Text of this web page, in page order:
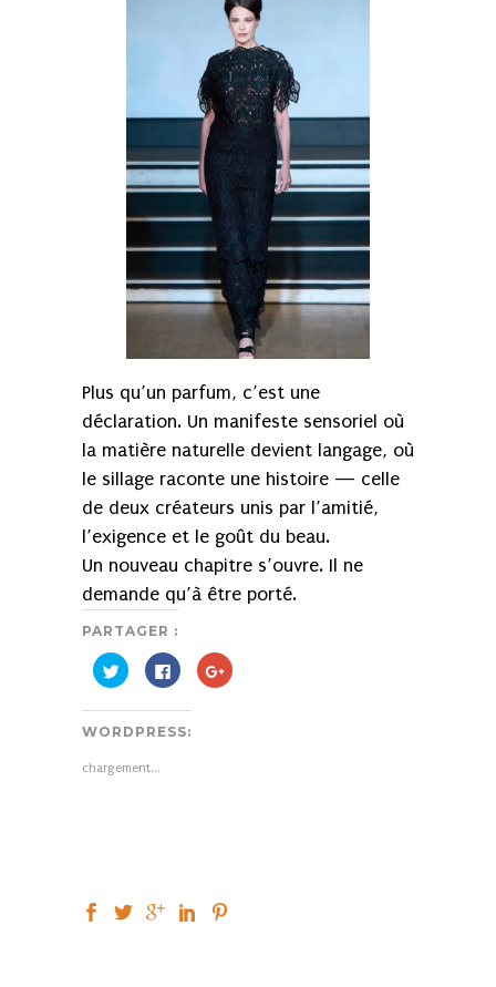
Plus qu’un parfum, c’est une
déclaration. Un manifeste sensoriel où
la matière naturelle devient langage, où
le sillage raconte une histoire — celle
de deux créateurs unis par l’amitié,
l’exigence et le goût du beau.
Un nouveau chapitre s’ouvre. Il ne
demande qu’à être porté.
PARTAGER :
Cliquez
pour
partager
sur
dans
nouvelle
fenêtre)
Cliquez
pour
partager
sur
dans
Cliquez
pour
WORDPRESS:
chargement…